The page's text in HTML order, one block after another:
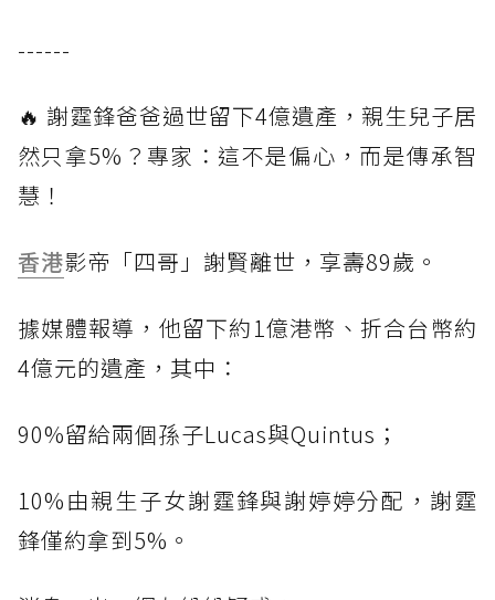
------
🔥 謝霆鋒爸爸過世留下4億遺產，親生兒子居
然只拿5%？專家：這不是偏心，而是傳承智
慧！
香港影帝「四哥」謝賢離世，享壽89歲。
據媒體報導，他留下約1億港幣、折合台幣約
4億元的遺產，其中：
90%留給兩個孫子Lucas與Quintus；
10%由親生子女謝霆鋒與謝婷婷分配，謝霆
鋒僅約拿到5%。